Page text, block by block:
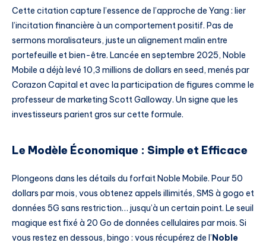
Cette citation capture l’essence de l’approche de Yang : lier
l’incitation financière à un comportement positif. Pas de
sermons moralisateurs, juste un alignement malin entre
portefeuille et bien-être. Lancée en septembre 2025, Noble
Mobile a déjà levé 10,3 millions de dollars en seed, menés par
Corazon Capital et avec la participation de figures comme le
professeur de marketing Scott Galloway. Un signe que les
investisseurs parient gros sur cette formule.
Le Modèle Économique : Simple et Efficace
Plongeons dans les détails du forfait Noble Mobile. Pour 50
dollars par mois, vous obtenez appels illimités, SMS à gogo et
données 5G sans restriction… jusqu’à un certain point. Le seuil
magique est fixé à 20 Go de données cellulaires par mois. Si
vous restez en dessous, bingo : vous récupérez de l’Noble